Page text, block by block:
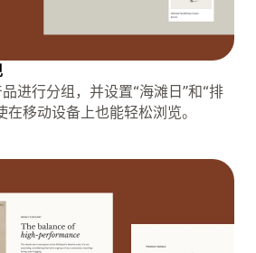
进行分组，并设置“海滩日”和“排
移动设备上也能轻松浏览。